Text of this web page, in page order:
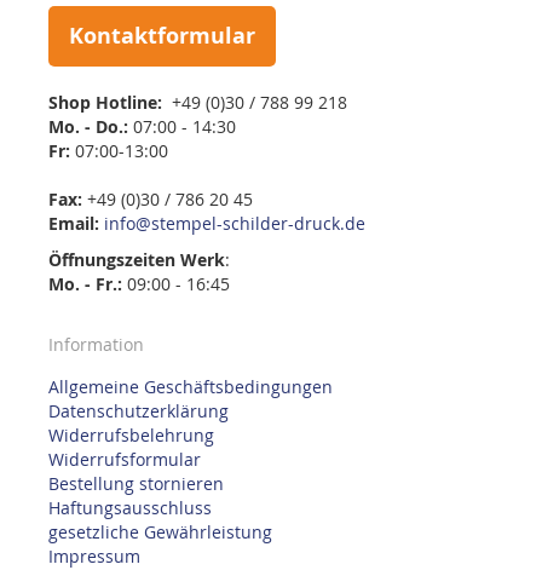
Kontaktformular
Shop Hotline: +49 (0)30 / 788 99 218
Mo. - Do.: 07:00 - 14:30
Fr: 07:00-13:00
Fax: +49 (0)30 / 786 20 45
Email: info@stempel-schilder-druck.de
Öffnungszeiten Werk:
Mo. - Fr.: 09:00 - 16:45
Information
Allgemeine Geschäftsbedingungen
Datenschutzerklärung
Widerrufsbelehrung
Widerrufsformular
Bestellung stornieren
Haftungsausschluss
gesetzliche Gewährleistung
Impressum